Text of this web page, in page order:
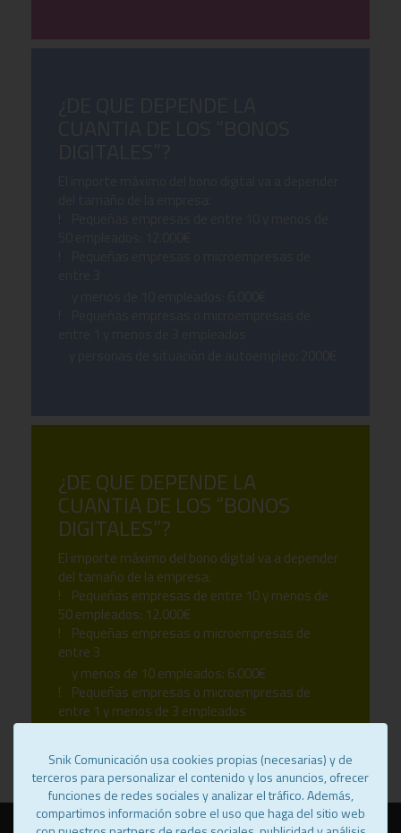
¿DE QUE DEPENDE LA
CUANTIA DE LOS “BONOS
DIGITALES”?
El importe máximo del bono digital va a depender
del tamaño de la empresa:
! Pequeñas empresas de entre 10 y menos de
50 empleados: 12.000€
! Pequeñas empresas o microempresas de
entre 3
y menos de 10 empleados: 6.000€
! Pequeñas empresas o microempresas de
entre 1 y menos de 3 empleados
Snik Comunicación usa cookies propias (necesarias) y de
terceros para personalizar el contenido y los anuncios, ofrecer
funciones de redes sociales y analizar el tráfico. Además,
compartimos información sobre el uso que haga del sitio web